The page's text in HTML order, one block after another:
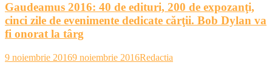
Gaudeamus 2016: 40 de edituri, 200 de expozanţi,
cinci zile de evenimente dedicate cărţii. Bob Dylan va
fi onorat la târg
9 noiembrie 20169 noiembrie 2016Redactia